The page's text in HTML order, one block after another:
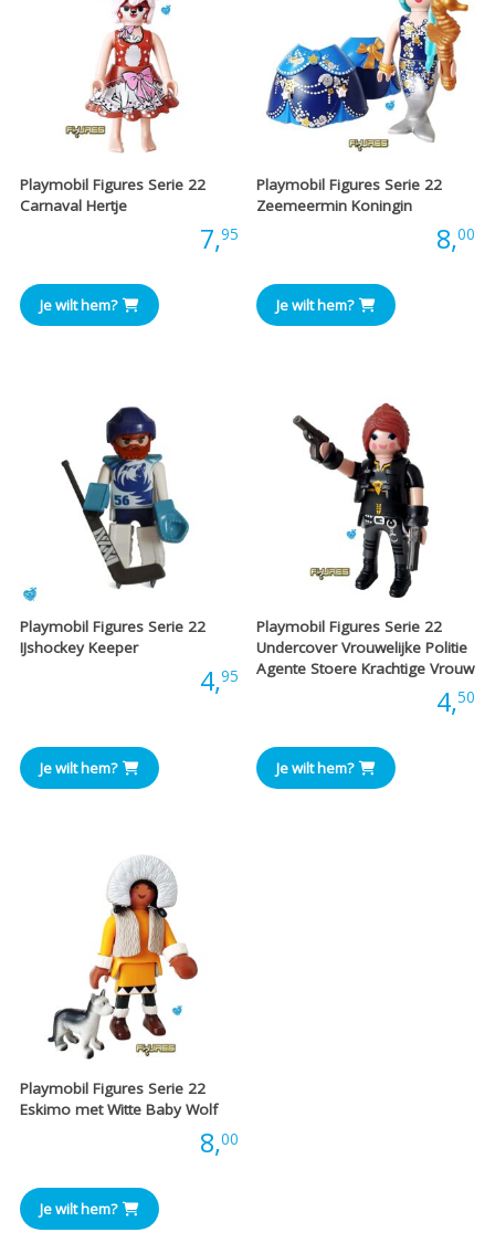
Playmobil Figures Serie 22
Carnaval Hertje
7,95
Je wilt hem?
Playmobil Figures Serie 22
Zeemeermin Koningin
8,00
Je wilt hem?
Playmobil Figures Serie 22
IJshockey Keeper
4,95
Je wilt hem?
Playmobil Figures Serie 22
Undercover Vrouwelijke Politie
Agente Stoere Krachtige Vrouw
4,50
Je wilt hem?
Playmobil Figures Serie 22
Eskimo met Witte Baby Wolf
8,00
Je wilt hem?